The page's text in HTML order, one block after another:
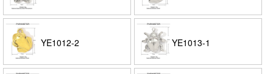
YE1012-2 YE1013-1